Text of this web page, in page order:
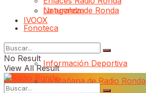
Naturaleza
Fonoteca
Informativos
Información Deportiva
La Mañana de Radio Ronda
La agenda de Ronda
IVOOX
No Result
View All Result